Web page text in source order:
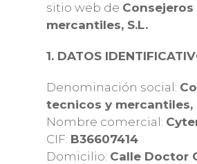
sitio web de
mercantiles, S.L.
1. DATOS
Denominación social:
tecnicos y mercantiles,
Nombre comercial:
CIF: B36607414
Domicilio: Calle Doctor